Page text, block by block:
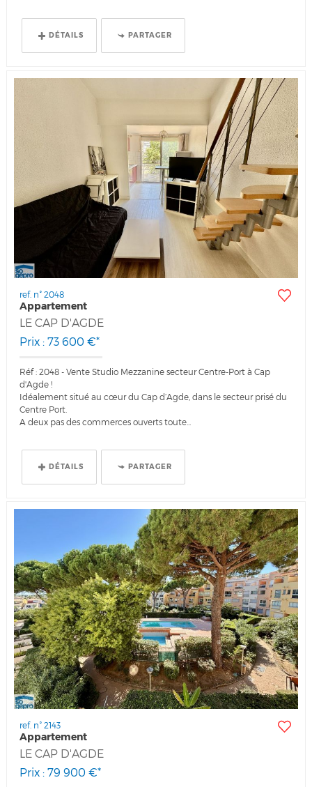
DÉTAILS PARTAGER
ref. n° 2048
Appartement
LE CAP D'AGDE
Prix : 73 600 €*
Réf : 2048 - Vente Studio Mezzanine secteur Centre-Port à Cap
d'Agde !
Idéalement situé au cœur du Cap d’Agde, dans le secteur prisé du
Centre Port.
A deux pas des commerces ouverts toute...
DÉTAILS PARTAGER
ref. n° 2143
Appartement
LE CAP D'AGDE
Prix : 79 900 €*